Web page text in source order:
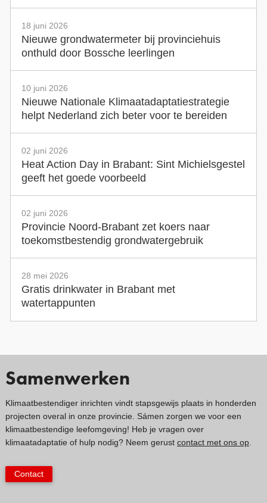
18 juni 2026
Nieuwe grondwatermeter bij provinciehuis
onthuld door Bossche leerlingen
10 juni 2026
Nieuwe Nationale Klimaatadaptatiestrategie
helpt Nederland zich beter voor te bereiden
02 juni 2026
Heat Action Day in Brabant: Sint Michielsgestel
geeft het goede voorbeeld
02 juni 2026
Provincie Noord-Brabant zet koers naar
toekomstbestendig grondwatergebruik
28 mei 2026
Gratis drinkwater in Brabant met
watertappunten
Samenwerken
Klimaatbestendiger inrichten vindt stapsgewijs plaats in honderden
projecten overal in onze provincie. Sámen zorgen we voor een
klimaatbestendige leefomgeving! Heb je vragen over
klimaatadaptatie of hulp nodig? Neem gerust contact met ons op.
Contact